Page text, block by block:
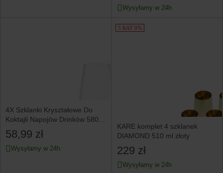
Wysyłamy w 24h
4X Szklanki Kryształowe Do
Koktajli Napojów Drinków 580
Ml Komplet Zestaw
58,99 zł
Wysyłamy w 24h
5 RAT 0%
KARE komplet 4 szklanek
DIAMOND 510 ml złoty
229 zł
Wysyłamy w 24h